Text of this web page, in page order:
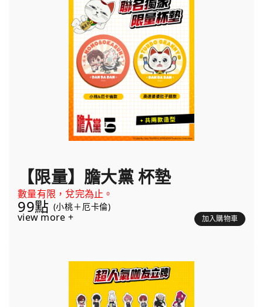
【限量】膽大黨 杯墊
數量有限，兌完為止。
99點 (小桃＋厄卡倫)
view more + 加入購物車